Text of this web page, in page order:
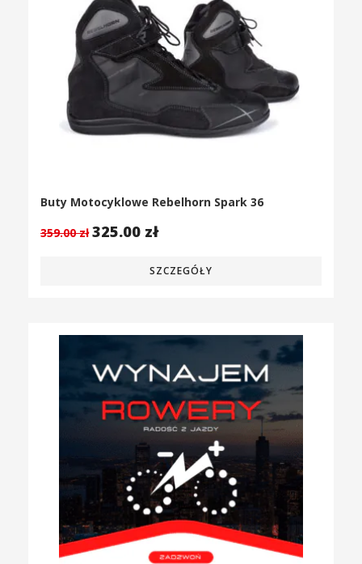
Buty Motocyklowe Rebelhorn Spark 36
359.00zł 325.00 zł
SZCZEGÓŁY